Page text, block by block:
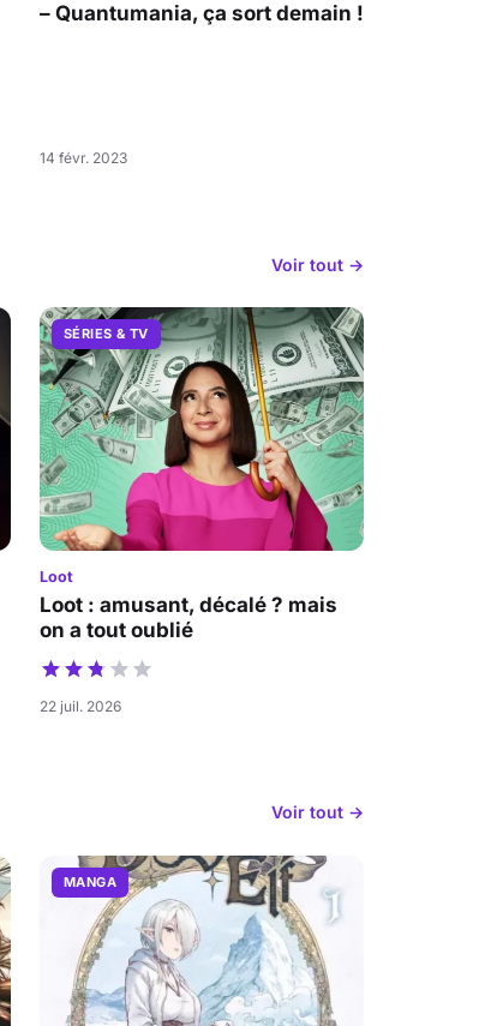
– Quantumania, ça sort demain !
14 févr. 2023
Voir tout →
SÉRIES & TV
Loot
Loot : amusant, décalé ? mais
on a tout oublié
22 juil. 2026
Voir tout →
MANGA